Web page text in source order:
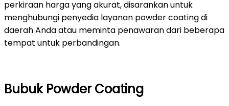
perkiraan harga yang akurat, disarankan untuk
menghubungi penyedia layanan powder coating di
daerah Anda atau meminta penawaran dari beberapa
tempat untuk perbandingan.
Bubuk Powder Coating